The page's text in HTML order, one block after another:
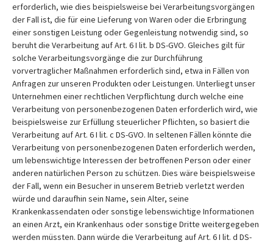
erforderlich, wie dies beispielsweise bei Verarbeitungsvorgängen
der Fall ist, die für eine Lieferung von Waren oder die Erbringung
einer sonstigen Leistung oder Gegenleistung notwendig sind, so
beruht die Verarbeitung auf Art. 6 I lit. b DS-GVO. Gleiches gilt für
solche Verarbeitungsvorgänge die zur Durchführung
vorvertraglicher Maßnahmen erforderlich sind, etwa in Fällen von
Anfragen zur unseren Produkten oder Leistungen. Unterliegt unser
Unternehmen einer rechtlichen Verpflichtung durch welche eine
Verarbeitung von personenbezogenen Daten erforderlich wird, wie
beispielsweise zur Erfüllung steuerlicher Pflichten, so basiert die
Verarbeitung auf Art. 6 I lit. c DS-GVO. In seltenen Fällen könnte die
Verarbeitung von personenbezogenen Daten erforderlich werden,
um lebenswichtige Interessen der betroffenen Person oder einer
anderen natürlichen Person zu schützen. Dies wäre beispielsweise
der Fall, wenn ein Besucher in unserem Betrieb verletzt werden
würde und daraufhin sein Name, sein Alter, seine
Krankenkassendaten oder sonstige lebenswichtige Informationen
an einen Arzt, ein Krankenhaus oder sonstige Dritte weitergegeben
werden müssten. Dann würde die Verarbeitung auf Art. 6 I lit. d DS-